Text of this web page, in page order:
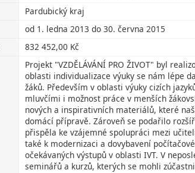
Pardubický kraj
od 1. ledna 2013 do 30. června 2015
832 452,00 Kč
Projekt "VZDĚLÁVÁNÍ PRO ŽIVOT" byl
oblasti individualizace výuky se nám lépe
žáků. Především v oblasti výuky cizích
mluvčími i možnost práce v menších
nových a inspirativních materiálů, které
domácí přípravě. Zároveň se podařilo
přispěla ke vzájemné spolupráci mezi
také k modernizaci a dovybavení
očekávaných výstupů v oblasti IVT. V
seminářů a kurzů, kterých se mohli